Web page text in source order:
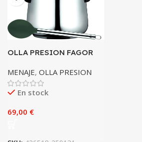
OLLA PRESION FAGOR
MENAJE, OLLA PRESION
En stock
€